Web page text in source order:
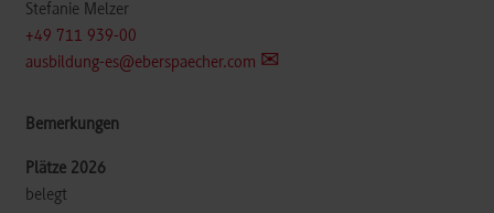
Stefanie Melzer
+49 711 939-00
ausbildung-es@eberspaecher.com
belegt